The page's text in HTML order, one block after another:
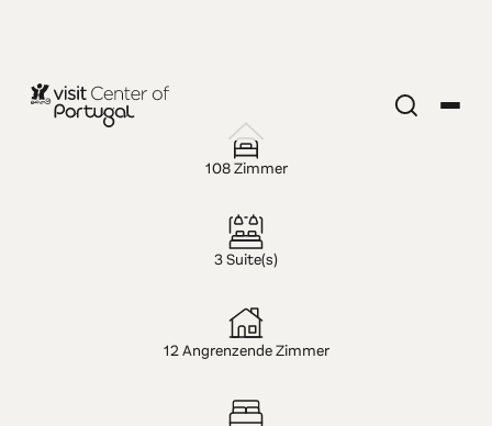
HOTEL — 4-STERNE
Hotel Grão
Vasco -
Historic
Hotel & Spa
108 Zimmer
3 Suite(s)
12 Angrenzende Zimmer